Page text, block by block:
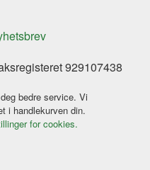
929107438
bedre service. Vi
i handlekurven din.
for cookies.